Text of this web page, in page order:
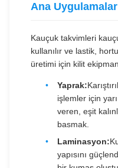
Ana Uygulamalar
Kauçuk takvimleri
kullanılır ve lastik,
üretimi için kilit
Yaprak:
işlemler için
veren, eşit
basmak.
Laminasyon:
yapısını